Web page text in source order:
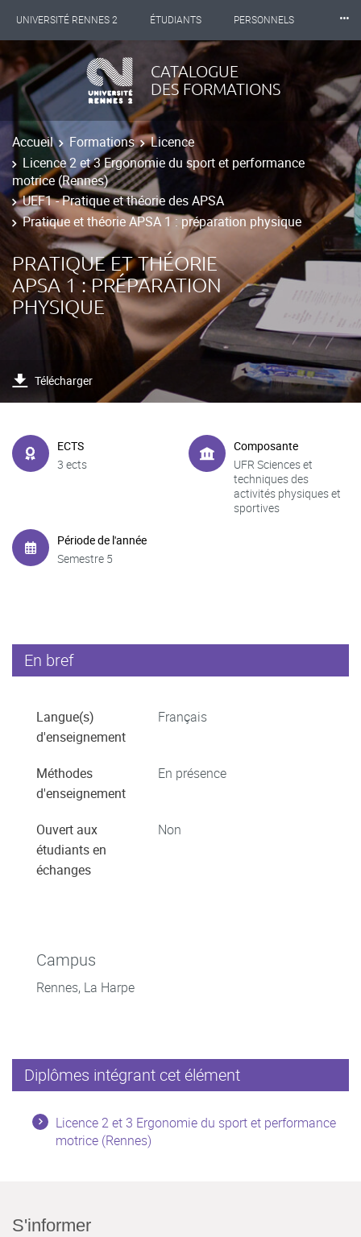
UNIVERSITÉ RENNES 2 ÉTUDIANTS PERSONNELS
INTERNATIONAL PROFESSIONNELS
LES NOUVELLES DE RENNES 2
⸱⸱⸱
CATALOGUE
DES FORMATIONS
Accueil Formations
Licence
Licence 2 et 3 Ergonomie du sport et performance
motrice (Rennes)
UEF1 - Pratique et théorie des APSA
Pratique et théorie APSA 1 : préparation physique
PRATIQUE ET THÉORIE
APSA 1 : PRÉPARATION
PHYSIQUE
Télécharger
ECTS
3 ects
Composante
UFR Sciences et
techniques des
activités physiques et
sportives
Période de l'année
Semestre 5
En bref
Langue(s)
d'enseignement
Français
Méthodes
d'enseignement
En présence
Ouvert aux
étudiants en
échanges
Non
Campus
Rennes, La Harpe
Diplômes intégrant cet élément
Licence 2 et 3 Ergonomie du sport et performance
motrice (Rennes)
S'informer